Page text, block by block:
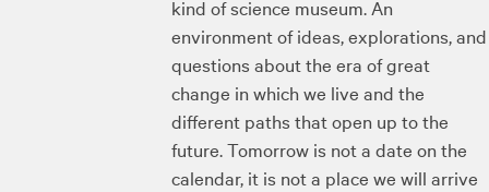
kind of science museum. An
environment of ideas, explorations, and
questions about the era of great
change in which we live and the
different paths that open up to the
future. Tomorrow is not a date on the
calendar, it is not a place we will arrive